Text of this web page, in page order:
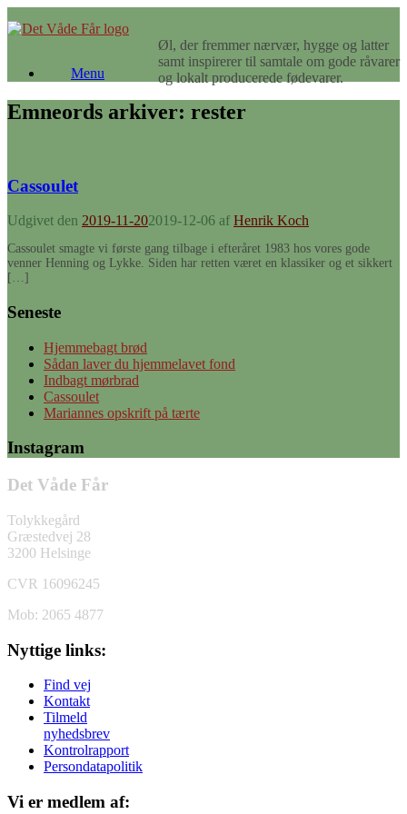
til
Øl, der fremmer nærvær, hygge og latter
samt inspirerer til samtale om gode råvarer
og lokalt producerede fødevarer.
Menu
Emneords arkiver: rester
Cassoulet
Udgivet den 2019-11-202019-12-06 af Henrik Koch
Cassoulet smagte vi første gang tilbage i efteråret 1983 hos vores gode
venner Henning og Lykke. Siden har retten været en klassiker og et sikkert
[…]
Seneste
Hjemmebagt brød
Sådan laver du hjemmelavet fond
Indbagt mørbrad
Cassoulet
Mariannes opskrift på tærte
Instagram
Det Våde Får
Tolykkegård
Græstedvej 28
3200 Helsinge
CVR 16096245
Mob: 2065 4877
Nyttige links:
Find vej
Kontakt
Tilmeld
nyhedsbrev
Kontrolrapport
Persondatapolitik
Vi er medlem af: